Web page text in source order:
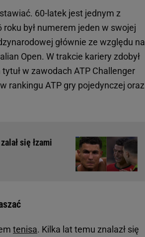
60-latek jest jednym z
był numerem jeden w swojej
głównie ze względu na
Open. W trakcie kariery zdobył
w zawodach ATP Challenger
rankingu ATP gry pojedynczej oraz
się łzami
tenisa. Kilka lat temu znalazł się